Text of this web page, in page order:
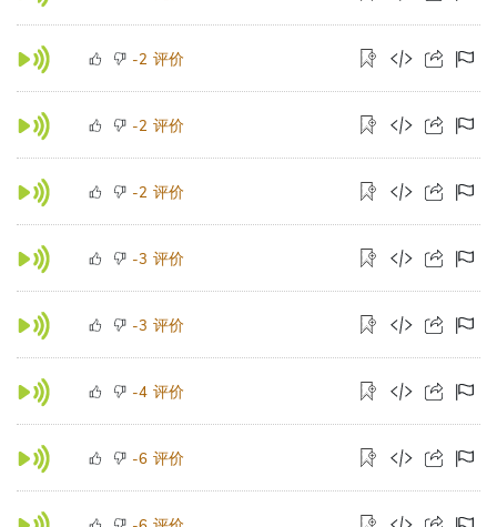
-2 评价
-2 评价
-2 评价
-3 评价
-3 评价
-4 评价
-6 评价